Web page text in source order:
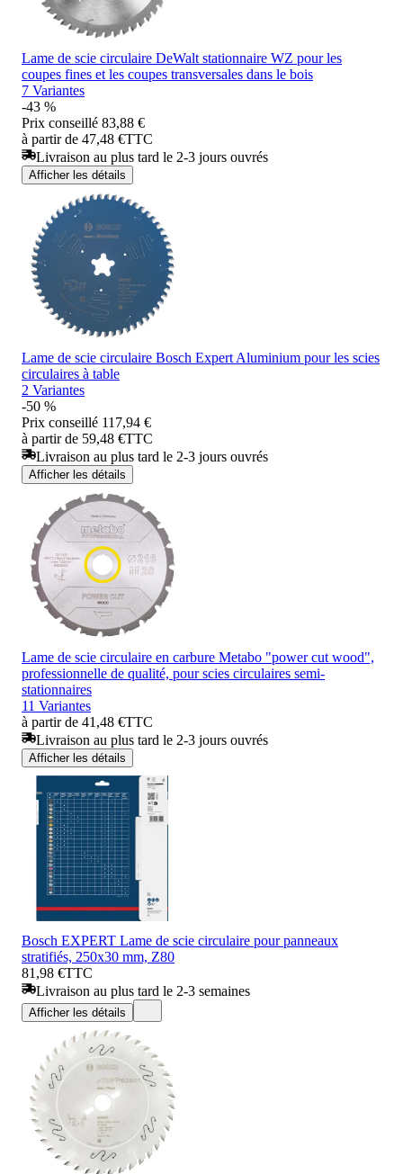
Lame de scie circulaire DeWalt stationnaire WZ pour les
coupes fines et les coupes transversales dans le bois
7 Variantes
-43 %
Prix conseillé 83,88 €
à partir de 47,48 €TTC
Livraison au plus tard le 2-3 jours ouvrés
Afficher les détails
Lame de scie circulaire Bosch Expert Aluminium pour les scies
circulaires à table
2 Variantes
-50 %
Prix conseillé 117,94 €
à partir de 59,48 €TTC
Livraison au plus tard le 2-3 jours ouvrés
Afficher les détails
Lame de scie circulaire en carbure Metabo "power cut wood",
professionnelle de qualité, pour scies circulaires semi-
stationnaires
11 Variantes
à partir de 41,48 €TTC
Livraison au plus tard le 2-3 jours ouvrés
Afficher les détails
Bosch EXPERT Lame de scie circulaire pour panneaux
stratifiés, 250x30 mm, Z80
81,98 €TTC
Livraison au plus tard le 2-3 semaines
Afficher les détails